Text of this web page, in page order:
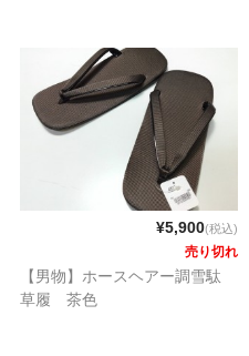
¥5,900(税込)
売り切れ
【男物】ホースヘアー調雪駄
草履 茶色